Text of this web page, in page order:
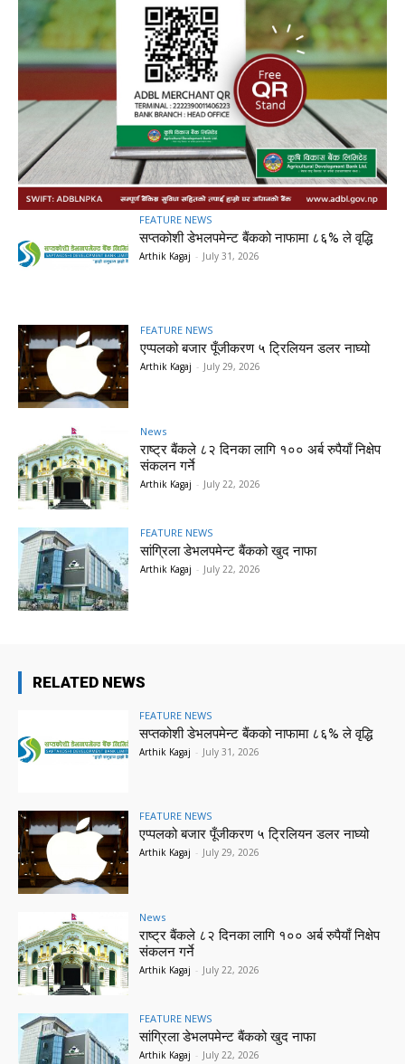
FEATURE NEWS
सप्तकोशी डेभलपमेन्ट बैंकको नाफामा ८६% ले वृद्धि
Arthik Kagaj - July 31, 2026
FEATURE NEWS
एप्पलको बजार पूँजीकरण ५ ट्रिलियन डलर नाघ्यो
Arthik Kagaj - July 29, 2026
News
राष्ट्र बैंकले ८२ दिनका लागि १०० अर्ब रुपैयाँ निक्षेप
संकलन गर्ने
Arthik Kagaj - July 22, 2026
FEATURE NEWS
सांग्रिला डेभलपमेन्ट बैंकको खुद नाफा
Arthik Kagaj - July 22, 2026
RELATED NEWS
FEATURE NEWS
सप्तकोशी डेभलपमेन्ट बैंकको नाफामा ८६% ले वृद्धि
Arthik Kagaj - July 31, 2026
FEATURE NEWS
एप्पलको बजार पूँजीकरण ५ ट्रिलियन डलर नाघ्यो
Arthik Kagaj - July 29, 2026
News
राष्ट्र बैंकले ८२ दिनका लागि १०० अर्ब रुपैयाँ निक्षेप
संकलन गर्ने
Arthik Kagaj - July 22, 2026
FEATURE NEWS
सांग्रिला डेभलपमेन्ट बैंकको खुद नाफा
Arthik Kagaj - July 22, 2026